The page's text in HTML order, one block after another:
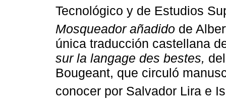
Tecnológico y de Estudios
Mosqueador añadido de
única traducción castellana
sur la langage des bestes,
Bougeant, que circuló
conocer por Salvador Lira e